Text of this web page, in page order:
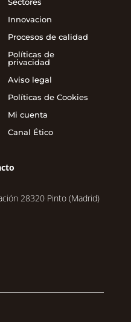
Innovacion
Procesos de calidad
Políticas de
privacidad
Aviso legal
Políticas de Cookies
Mi cuenta
Canal Ético
28320 Pinto (Madrid)